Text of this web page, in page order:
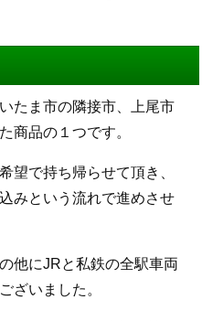
たま市の隣接市、上尾市
商品の１つです。
望で持ち帰らせて頂き、
みという流れで進めさせ
他にJRと私鉄の全駅車両
ざいました。